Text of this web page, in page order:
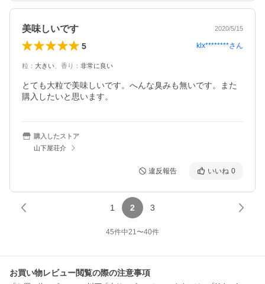
美味しいです 2020/5/15
5 klx********さん
粒 ： 大きい 香り ： 非常に良い
とても大粒で美味しいです。へんな臭みも無いです。また
購入したいと思います。
購入したストア
山下屋荘介
違反報告 いいね 0
1 2 3
45件中21〜40件
お買い物レビュー閲覧の際の注意事項